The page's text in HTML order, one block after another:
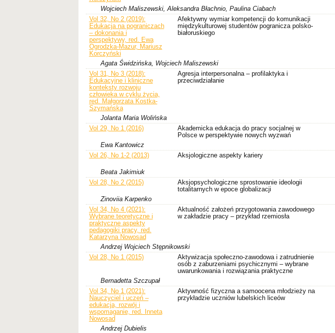
Wojciech Maliszewski, Aleksandra Błachnio, Paulina Ciabach
Vol 32, No 2 (2019):
Edukacja na pograniczach
– dokonania i
perspektywy, red. Ewa
Ogrodzka-Mazur, Mariusz
Korczyński
Afektywny wymiar kompetencji do komunikacji
międzykulturowej studentów pogranicza polsko-
białoruskiego
Agata Świdzińska, Wojciech Maliszewski
Vol 31, No 3 (2018):
Edukacyjne i kliniczne
konteksty rozwoju
człowieka w cyklu życia,
red. Małgorzata Kostka-
Szymańska
Agresja interpersonalna – profilaktyka i
przeciwdziałanie
Jolanta Maria Wolińska
Vol 29, No 1 (2016)
Akademicka edukacja do pracy socjalnej w
Polsce w perspektywie nowych wyzwań
Ewa Kantowicz
Vol 26, No 1-2 (2013)
Aksjologiczne aspekty kariery
Beata Jakimiuk
Vol 28, No 2 (2015)
Aksjopsychologiczne sprostowanie ideologii
totalitarnych w epoсe globalizacji
Zinoviia Karpenko
Vol 34, No 4 (2021):
Wybrane teoretyczne i
praktyczne aspekty
pedagogiki pracy, red.
Katarzyna Nowosad
Aktualność założeń przygotowania zawodowego
w zakładzie pracy – przykład rzemiosła
Andrzej Wojciech Stępnikowski
Vol 28, No 1 (2015)
Aktywizacja społeczno-zawodowa i zatrudnienie
osób z zaburzeniami psychicznymi – wybrane
uwarunkowania i rozwiązania praktyczne
Bernadetta Szczupał
Vol 34, No 1 (2021):
Nauczyciel i uczeń –
edukacja, rozwój i
wspomaganie, red. Inneta
Nowosad
Aktywność fizyczna a samoocena młodzieży na
przykładzie uczniów lubelskich liceów
Andrzej Dubielis